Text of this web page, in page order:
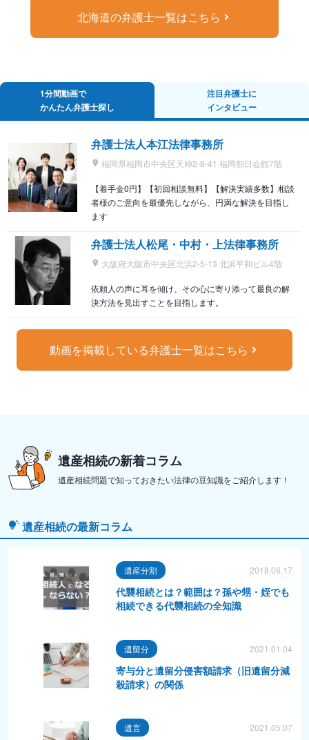
北海道の弁護士一覧はこちら
1分間動画で
かんたん弁護士探し
注目弁護士に
インタビュー
弁護士法人本江法律事務所
福岡県福岡市中央区天神2-8-41 福岡朝日会館7階
【着手金0円】【初回相談無料】【解決実績多数】相談
者様のご意向を最優先しながら、円満な解決を目指し
ます
弁護士法人松尾・中村・上法律事務所
大阪府大阪市中央区北浜2-5-13 北浜平和ビル4階
依頼人の声に耳を傾け、その心に寄り添って最良の解
決方法を見出すことを目指します。
動画を掲載している弁護士一覧はこちら
遺産相続の新着コラム
遺産相続問題で知っておきたい法律の豆知識をご紹介します！
遺産相続の最新コラム
遺産分割 2018.06.17
代襲相続とは？範囲は？孫や甥・姪でも
相続できる代襲相続の全知識
遺留分 2021.01.04
寄与分と遺留分侵害額請求（旧遺留分減
殺請求）の関係
遺言 2021.05.07